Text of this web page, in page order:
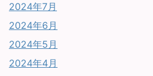
2024年7月
2024年6月
2024年5月
2024年4月